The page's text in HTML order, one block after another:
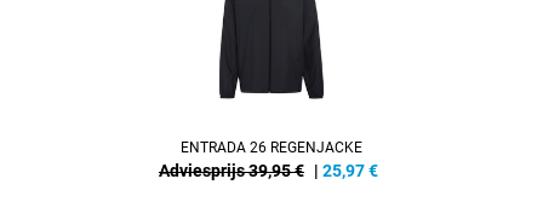
ENTRADA 26 REGENJACKE
Adviesprijs 39,95 € | 25,97€